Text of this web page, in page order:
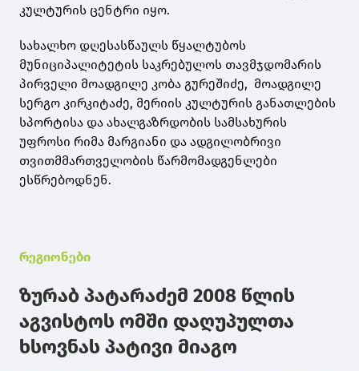
კულტურის ცენტრი იყო.
სახალხო დღესასწაულს წყალტუბოს
მუნიციპალიტეტის საკრებულოს თავმჯდომარის
პირველი მოადგილე კობა გურეშიძე, მოადგილე
სერგო კირკიტაძე, მერიის კულტურის განათლების
სპორტისა და ახალგაზრდობის სამსახურის
უფროსი რიმა მარგიანი და ადგილობრივი
თვითმმართველობის წარმომადგენლები
ესწრებოდნენ.
რეგიონები
ზურაბ პატარაძემ 2008 წლის
აგვისტოს ომში დაღუპულთა
ხსოვნას პატივი მიაგო